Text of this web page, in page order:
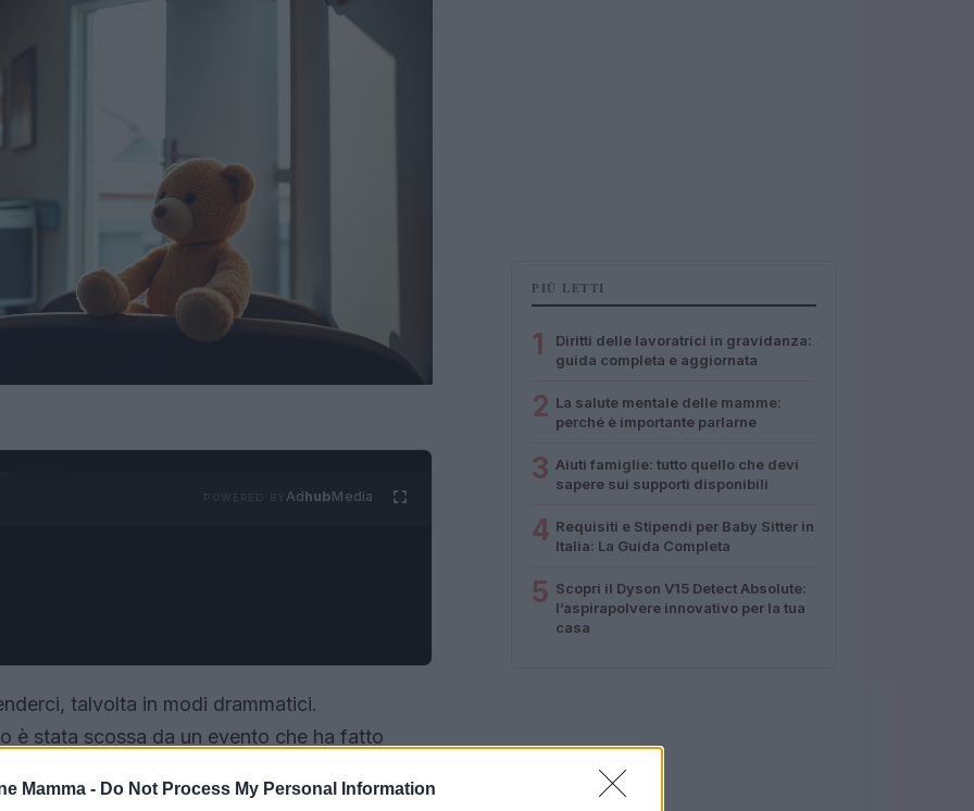
Mamma - Do Not Process My Personal Information
AdhubMedia
talvolta in modi drammatici.
è stata scossa da un evento che ha fatto
caduto da un’altezza di nove metri. In un
lasciato spazio a un momento di profonda
PIÙ LETTI
1
Diritti delle lavoratrici in gravidanza:
guida completa e aggiornata
2 La salute mentale delle mamme:
perché è importante parlarne
3 Aiuti famiglie: tutto quello che devi
sapere sui supporti disponibili
4 Requisiti e Stipendi per Baby Sitter in
Italia: La Guida Completa
5 Scopri il Dyson V15 Detect Absolute:
l’aspirapolvere innovativo per la tua
casa